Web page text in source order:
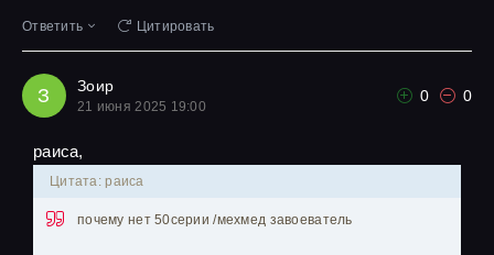
Ответить Цитировать
З Зоир
21 июня 2025 19:00
0 0
раиса,
Цитата: раиса
почему нет 50серии /мехмед завоеватель